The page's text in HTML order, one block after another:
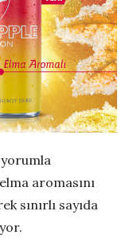
aromasını
sınırlı sayıda